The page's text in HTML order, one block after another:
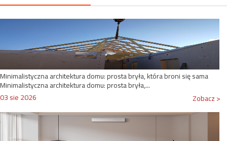
Minimalistyczna architektura domu: prosta bryła, która broni się sama
Minimalistyczna architektura domu: prosta bryła,...
03 sie 2026
Zobacz >